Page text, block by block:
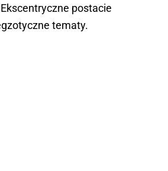
postacie
tematy.